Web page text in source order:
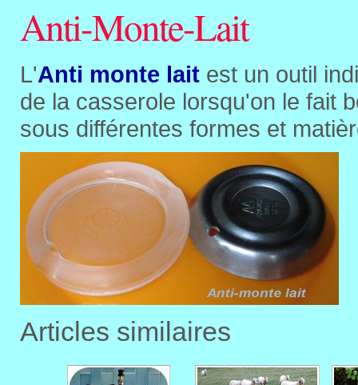
Anti-Monte-Lait
L'Anti monte lait est un outil
de la casserole lorsqu'on le fait
sous différentes formes et
Articles similaires